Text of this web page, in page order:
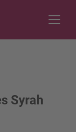
Syrah